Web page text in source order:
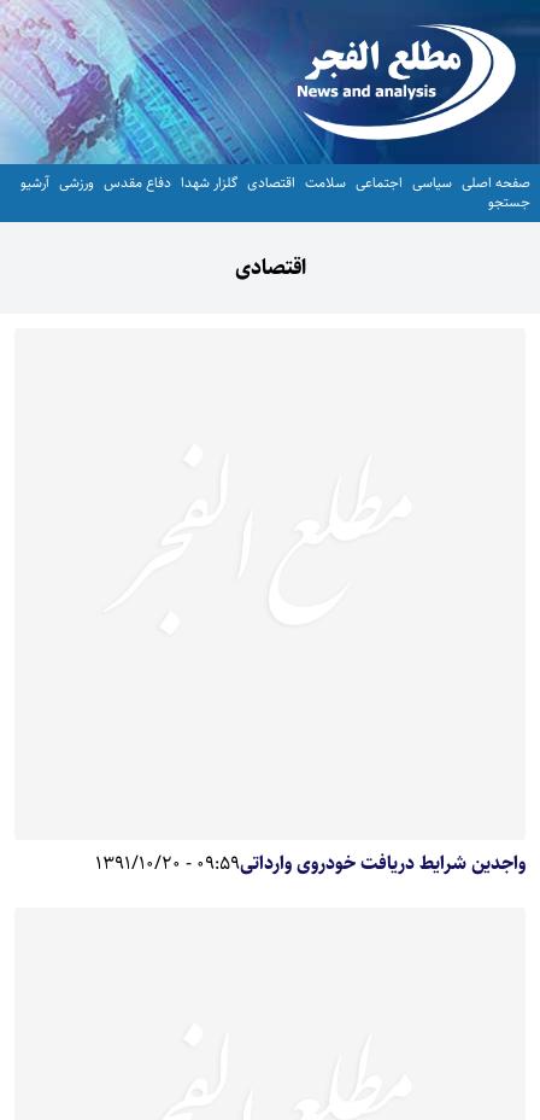
صفحه اصلی سیاسی اجتماعی سلامت اقتصادی گلزار شهدا دفاع مقدس ورزشی آرشیو
جستجو
اقتصادی
واجدین شرایط دریافت خودروی وارداتی09:59 - 1391/10/20